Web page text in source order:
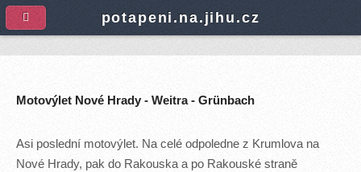
A
Motovýlet Nové Hrady - Weitra - Grünbach
Asi poslední motovýlet. Na celé odpoledne z Krumlova na
Nové Hrady, pak do Rakouska a po Rakouské straně
potapeni.na.jihu.cz